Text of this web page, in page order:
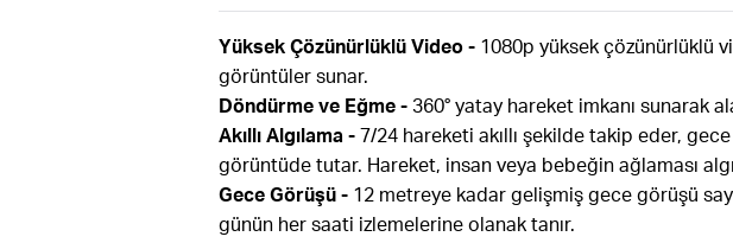
Yüksek Çözünürlüklü Video -1080p yüksek çözünürlüklü
görüntüler sunar.
Döndürme ve Eğme -360° yatay hareket imkanı sunarak
Akıllı Algılama -7/24 hareketi akıllı şekilde takip eder,
görüntüde tutar. Hareket, insan veya bebeğin ağlaması
Gece Görüşü -12 metreye kadar gelişmiş gece görüşü
günün her saati izlemelerine olanak tanır.